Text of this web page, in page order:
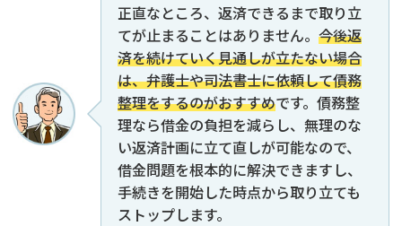
正直なところ、返済できるまで取り立
てが止まることはありません。今後返
済を続けていく見通しが立たない場合
は、弁護士や司法書士に依頼して債務
整理をするのがおすすめです。債務整
理なら借金の負担を減らし、無理のな
い返済計画に立て直しが可能なので、
借金問題を根本的に解決できますし、
手続きを開始した時点から取り立ても
ストップします。